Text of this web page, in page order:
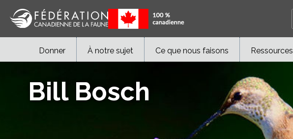
Donner À notre sujet Ce que nous faisons Ressources
Bill Bosch